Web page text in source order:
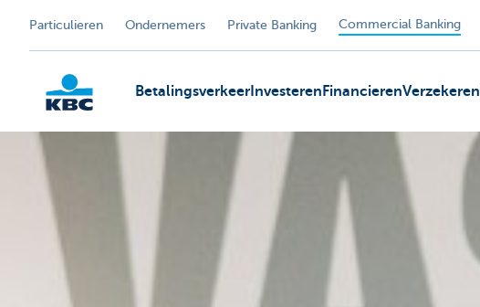
Particulieren Ondernemers Private Banking Commercial Banking
Betalingsverkeer Investeren FinancierenVerzekeren